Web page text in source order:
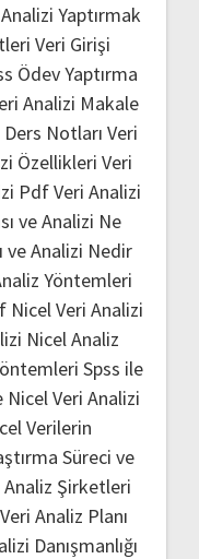
Yaptırmak
Veri Girişi
Ödev Yaptırma
Analizi Makale
Notları Veri
Özellikleri Veri
PdfVeri Analizi
ve Analizi Ne
ve Analizi Nedir
Yöntemleri
Nicel Veri Analizi
Nicel Analiz
Spss ile
Veri Analizi
Verilerin
Süreci ve
Analiz Şirketleri
Veri Analiz Planı
Danışmanlığı